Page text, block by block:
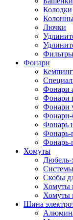
Колодки
Лючки
Фонари
Фонари
Фонари
Фонари
Фонари-
Фонарь
Фонарь-
Фонарь-
Хомуты
Дюбель-
Скобы
Хомуты
Хомуты
Шина